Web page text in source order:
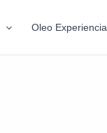
Oleo Experiencia